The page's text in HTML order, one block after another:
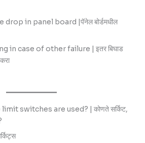
in panel board |पॅनेल बोर्डमधील
in case of other failure | इतर बिघाड
switches are used? | कोणते सर्किट,